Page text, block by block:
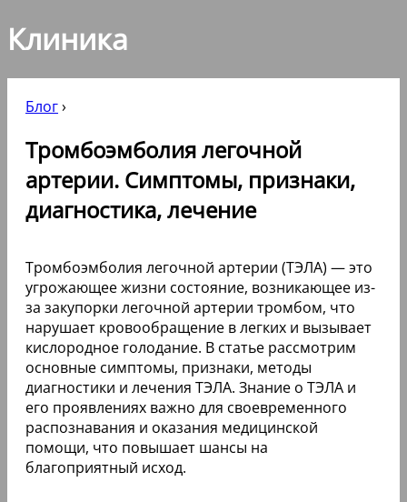
Клиника
Блог›
Тромбоэмболия легочной
артерии. Симптомы, признаки,
диагностика, лечение
Тромбоэмболия легочной артерии (ТЭЛА) — это
угрожающее жизни состояние, возникающее из-
за закупорки легочной артерии тромбом, что
нарушает кровообращение в легких и вызывает
кислородное голодание. В статье рассмотрим
основные симптомы, признаки, методы
диагностики и лечения ТЭЛА. Знание о ТЭЛА и
его проявлениях важно для своевременного
распознавания и оказания медицинской
помощи, что повышает шансы на
благоприятный исход.